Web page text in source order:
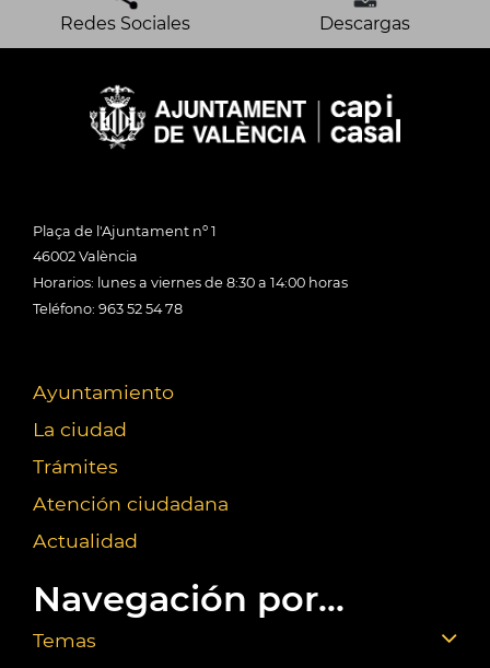
Redes Sociales Descargas
Plaça de l'Ajuntament nº 1
46002 València
Horarios: lunes a viernes de 8:30 a 14:00 horas
Teléfono: 963 52 54 78
Ayuntamiento
La ciudad
Trámites
Atención ciudadana
Actualidad
Navegación por...
Temas